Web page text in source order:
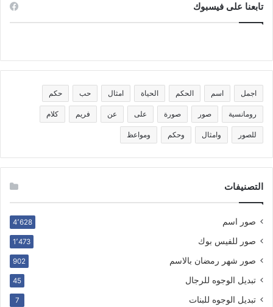
تابعنا على فيسبوك
اجمل اسم الحكم الحياة امثال حب حكم
رومانسية صور صورة على عن فريم كلام
للصور وامثال وحكم ومواعظ
التصنيفات
صور اسم 4٬628
صور للفيس بوك 1٬473
صور شهر رمضان بالاسم 902
تبديل الوجوه للرجال 45
تبديل الوجوه للبنات 7